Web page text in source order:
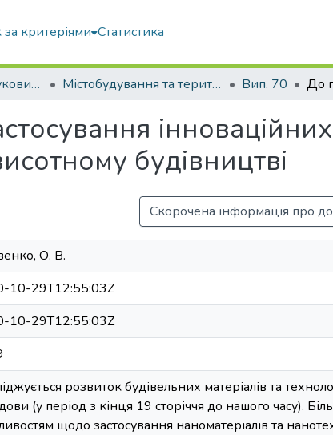
критеріями Статистика
Вибрані статті з наукових збірників КНУБА Містобудування та територіальне планування Вип. 70
будівництві
Скорочена інформація про
О. В.
10-29T12:55:03Z
10-29T12:55:03Z
розвиток будівельних матеріалів та
(у період з кінця 19 сторіччя до нашого часу).
щодо застосування наноматеріалів та